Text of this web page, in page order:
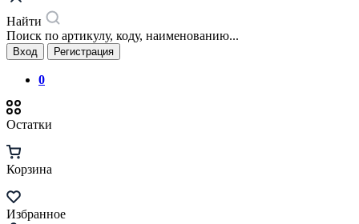
Найти
Поиск по артикулу, коду, наименованию...
Вход Регистрация
0
Остатки
Корзина
Избранное